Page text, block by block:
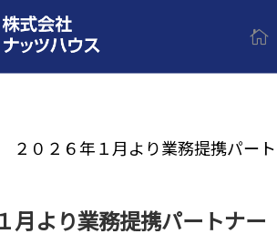
２０２６年１月より業務提携パー
月より業務提携パートナ